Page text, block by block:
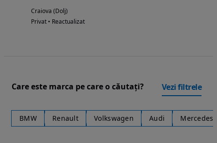
Craiova (Dolj)
Privat • Reactualizat
Care este marca pe care o căutați? Vezi filtrele
BMW Renault Volkswagen Audi